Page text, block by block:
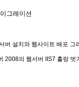
그레이션
버 설치와 웹사이트 배포 그
2008의 웹서버 IIS7 홀랑 벗